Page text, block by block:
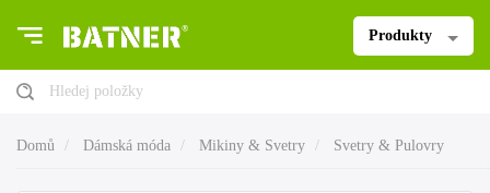
Produkty
Hledej položky
Domů Dámská móda Mikiny & Svetry Svetry & Pulovry